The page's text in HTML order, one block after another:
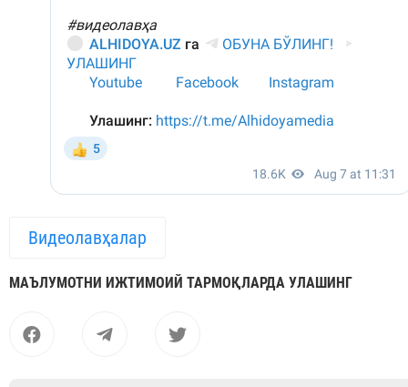
Видеолавҳалар
МАЪЛУМОТНИ ИЖТИМОИЙ ТАРМОҚЛАРДА УЛАШИНГ